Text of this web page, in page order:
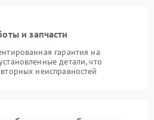
и запчасти
гарантия на
детали, что
неисправностей